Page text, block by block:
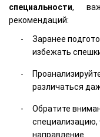
специальности,
рекомендаций:
Заранее
избежать
различаться
Обратите
направление.